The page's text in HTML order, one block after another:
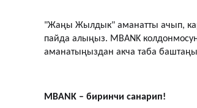
"Жаңы Жылдык" аманатты ачып,
пайда алыңыз. MBANK
аманатыңыздан акча таба
MBANK – биринчи санарип!